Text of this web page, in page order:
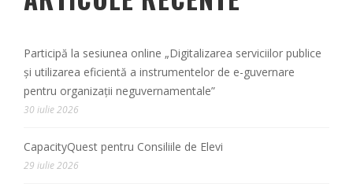
Participă la sesiunea online „Digitalizarea serviciilor publice
și utilizarea eficientă a instrumentelor de e-guvernare
pentru organizații neguvernamentale”
30 iulie 2026
CapacityQuest pentru Consiliile de Elevi
29 iulie 2026